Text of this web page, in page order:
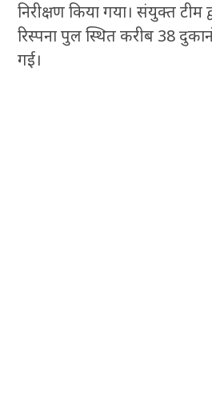
निरीक्षण किया गया। संयुक्त टीम
रिस्पना पुल स्थित करीब 38
गई।